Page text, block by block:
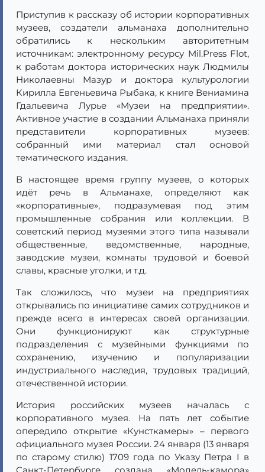
Приступив к рассказу об истории корпоративных
музеев, создатели альманаха дополнительно
обратились к нескольким авторитетным
источникам: электронному ресурсу Mil.Press Flot,
к работам доктора исторических наук Людмилы
Николаевны Мазур и доктора культурологии
Кирилла Евгеньевича Рыбака, к книге Вениамина
Гдальевича Лурье «Музеи на предприятии».
Активное участие в создании Альманаха приняли
представители корпоративных музеев:
собранный ими материал стал основой
тематического издания.
В настоящее время группу музеев, о которых
идёт речь в Альманахе, определяют как
«корпоративные», подразумевая под этим
промышленные собрания или коллекции. В
советский период музеями этого типа называли
общественные, ведомственные, народные,
заводские музеи, комнаты трудовой и боевой
славы, красные уголки, и т.д.
Так сложилось, что музеи на предприятиях
открывались по инициативе самих сотрудников и
прежде всего в интересах своей организации.
Они функционируют как структурные
подразделения с музейными функциями по
сохранению, изучению и популяризации
индустриального наследия, трудовых традиций,
отечественной истории.
История российских музеев началась с
корпоративного музея. На пять лет событие
опередило открытие «Кунсткамеры» – первого
официального музея России. 24 января (13 января
по старому стилю) 1709 года по Указу Петра I в
Санкт-Петербурге создана «Модель-камора»